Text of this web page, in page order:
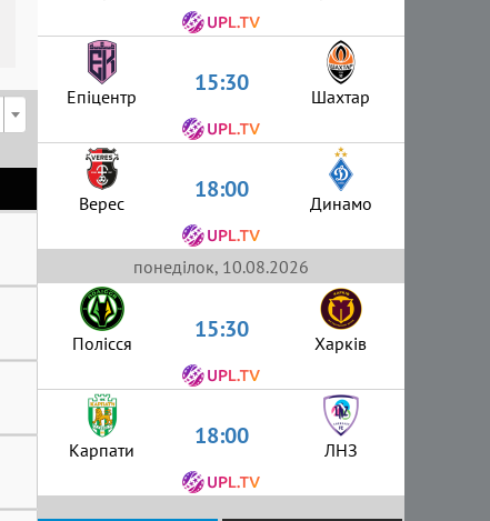
Епіцентр 15:30 Шахтар
Верес 18:00 Динамо
понеділок, 10.08.2026
Полісся 15:30 Харків
Карпати 18:00 ЛНЗ